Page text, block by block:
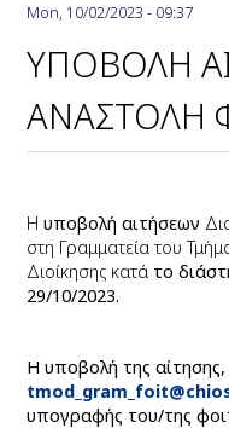
Mon, 10/02/2023 - 09:37
ΥΠΟΒΟΛΗ
ΑΝΑΣΤΟΛΗ
Ηυποβολή αιτήσεων
στη Γραμματεία του
Διοίκησης κατά το
29/10/2023.
Η υποβολή της αίτησης,
tmod gram foit@
υπογραφής του/της